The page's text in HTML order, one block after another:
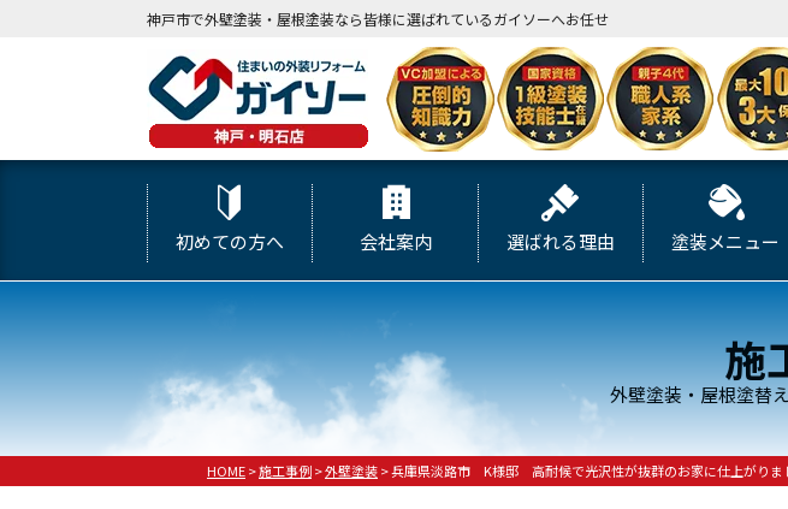
神戸市で外壁塗装・屋根塗装なら皆様に選ばれているガイソーへお任せ
初めての方へ 会社案内 選ばれる理由 塗装メニュー
施
外壁塗装・屋根塗替
HOME>施工事例>外壁塗装>兵庫県淡路市 K様邸 高耐候で光沢性が抜群のお家に仕上がりま